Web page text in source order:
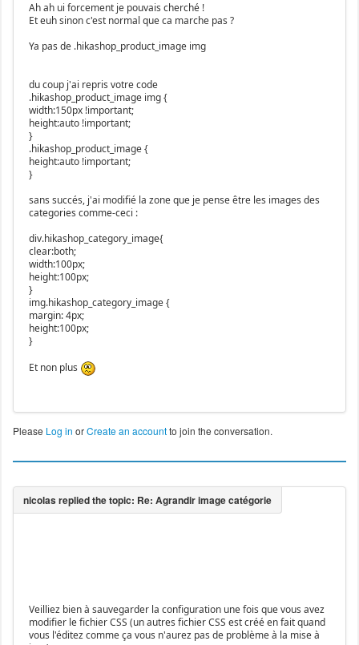
Ah ah ui forcement je pouvais cherché !
Et euh sinon c'est normal que ca marche pas ?
Ya pas de .hikashop_product_image img
du coup j'ai repris votre code
.hikashop_product_image img {
width:150px !important;
height:auto !important;
}
.hikashop_product_image {
height:auto !important;
}
sans succés, j'ai modifié la zone que je pense être les images des
categories comme-ceci :
div.hikashop_category_image{
clear:both;
width:100px;
height:100px;
}
img.hikashop_category_image {
margin: 4px;
height:100px;
}
Et non plus
Please Log in orCreate an accountto join the conversation.
Veilliez bien à sauvegarder la configuration une fois que vous avez
modifier le fichier CSS (un autres fichier CSS est créé en fait quand
vous l'éditez comme ça vous n'aurez pas de problème à la mise à